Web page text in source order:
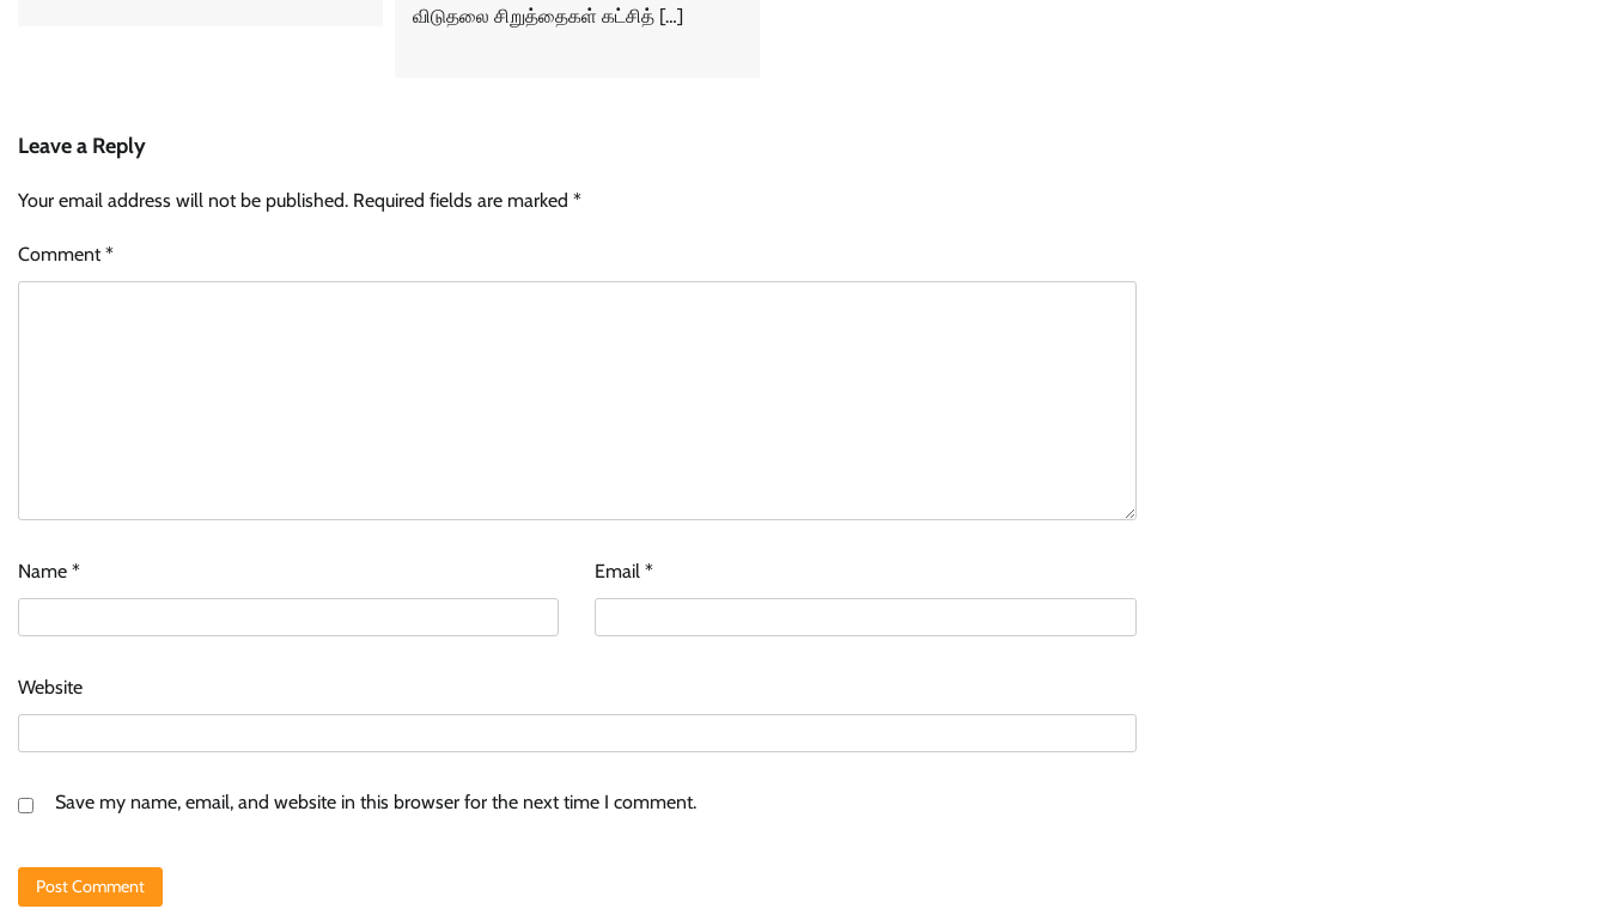
விடுதலை சிறுத்தைகள் கட்சித் […]
Leave a Reply
Your email address will not be published. Required fields are marked *
Comment*
Name * Email*
Website
Save my name, email, and website in this browser for the next time I comment.